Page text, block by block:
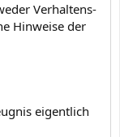
Verhaltens-
Hinweise der
eigentlich